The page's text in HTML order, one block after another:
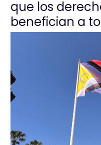
que los
benefician a